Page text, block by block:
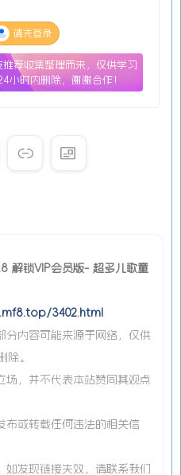
请先登录
荐收集整理而来，仅供学习
小时内删除，谢谢合作！
解锁VIP会员版- 超多儿歌童
3402.html
分内容可能来源于网络，仅供
除。
场，并不代表本站赞同其观点
布或转载任何违法的相关信
发现链接失效，请联系我们